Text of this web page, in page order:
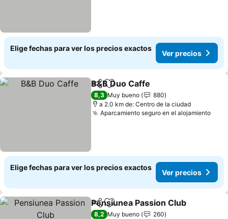
Elige fechas para ver los precios exactos
Ver precios
CompartirAgregar a favoritos
B&B Duo Caffe
8,3 Muy bueno
880
a 2.0 km de: Centro de la ciudad
Aparcamiento seguro en el alojamientoVer
Elige fechas para ver los precios exactos
Ver precios
CompartirAgregar a favoritos
Pensiunea Passion Club
8,2 Muy bueno
260